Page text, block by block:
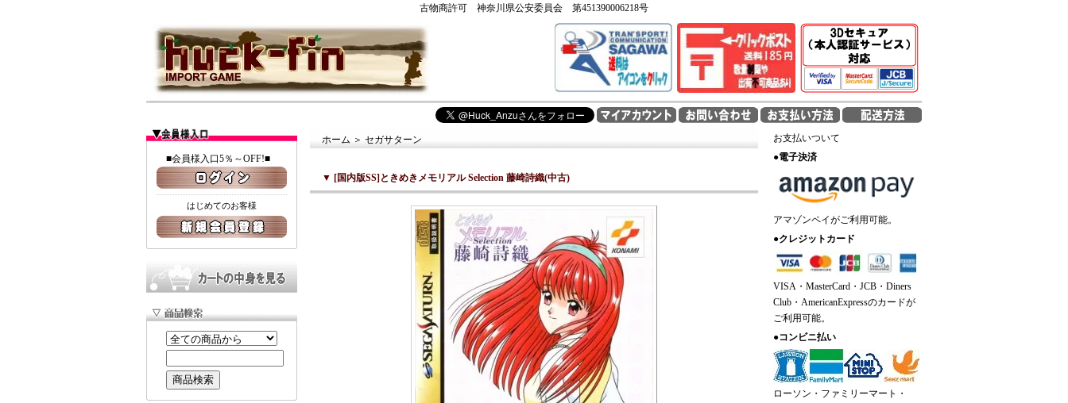
古物商許可 神奈川県公安委員会 第451390006218号
■会員様入口5％～OFF!■
はじめてのお客様
ホーム ＞ セガサターン
▼ [国内版SS]ときめきメモリアル Selection 藤崎詩織(中古)
お支払いついて
●電子決済
アマゾンペイがご利用可能。
●クレジットカード
VISA・MasterCard・JCB・Diners
Club・AmericanExpressのカードが
ご利用可能。
●コンビニ払い
ローソン・ファミリーマート・